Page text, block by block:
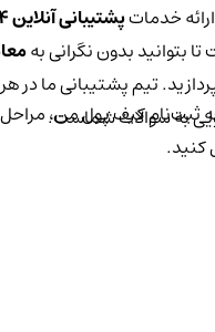
خدماتپشتیبانی آنلاین ۲۴ ساعته
بدون نگرانی به
تیم پشتیبانی ما در هر
به سوالات شماست.
ثبت‌نام کیف‌ پول من، مراحل